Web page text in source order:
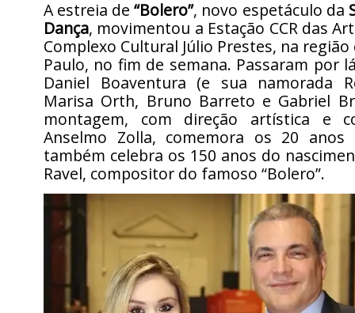
A estreia de“Bolero”, novo espetáculo da
Dança, movimentou a Estação CCR das
Complexo Cultural Júlio Prestes, na
Paulo, no fim de semana. Passaram por
Daniel Boaventura (e sua namorada
Marisa Orth, Bruno Barreto e Gabriel
montagem, com direção artística e
Anselmo Zolla, comemora os 20
também celebra os 150 anos do
Ravel, compositor do famoso “Bolero”.